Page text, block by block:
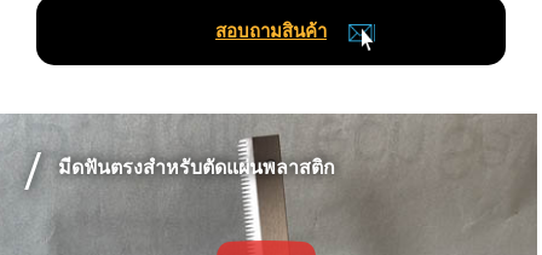
สอบถามสินค้า
มีดฟันตรงสำหรับตัดแผ่นพลาสติก